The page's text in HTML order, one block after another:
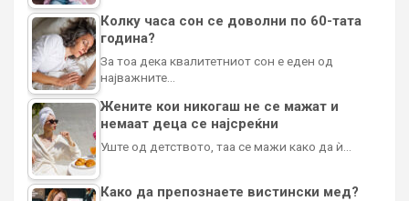
Колку часа сон се доволни по 60-тата
година?
За тоа дека квалитетниот сон е еден од
најважните…
Жените кои никогаш не се мажат и
немаат деца се најсреќни
Уште од детството, таа се мажи како да ѝ…
Како да препознаете вистински мед?